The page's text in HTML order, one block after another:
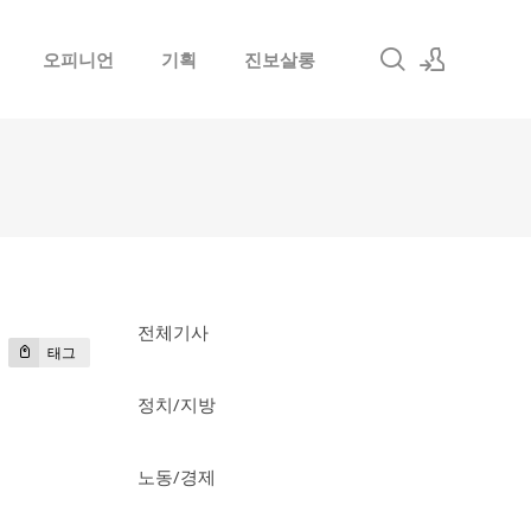
오피니언 기획 진보살롱
전체기사
정치/지방
노동/경제
태그